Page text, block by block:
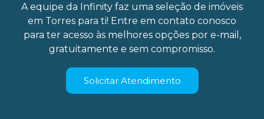
A equipe da Infinity faz uma seleção de imóveis
em Torres para ti! Entre em contato conosco
para ter acesso às melhores opções por e-mail,
gratuitamente e sem compromisso.
Solicitar Atendimento